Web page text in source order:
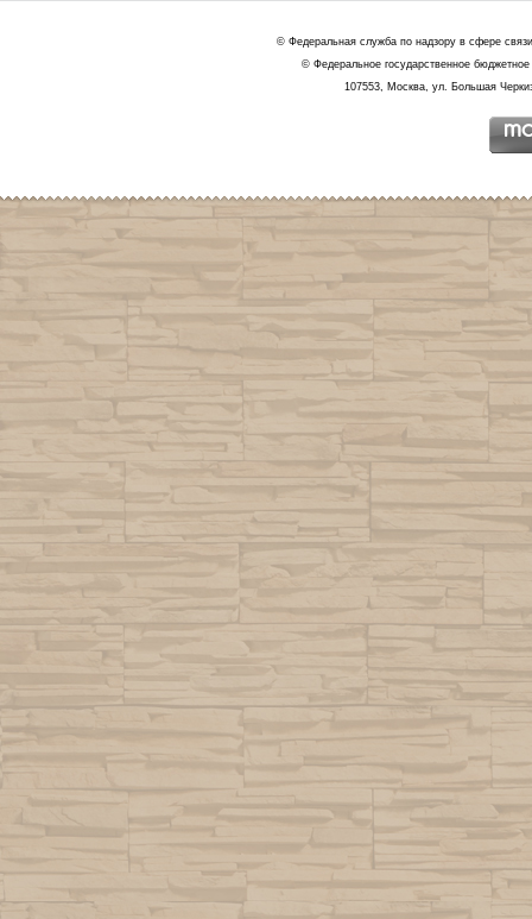
© Федеральная служба по надзору в сфере
© Федеральное государственное
107553, Москва, ул. Большая